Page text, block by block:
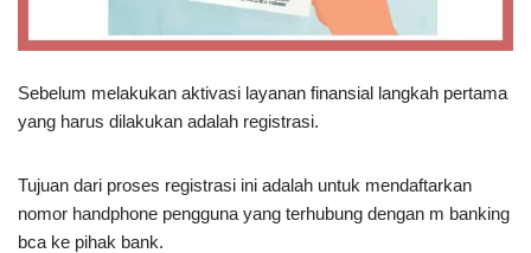
Sebelum melakukan aktivasi layanan finansial langkah pertama
yang harus dilakukan adalah registrasi.
Tujuan dari proses registrasi ini adalah untuk mendaftarkan
nomor handphone pengguna yang terhubung dengan m banking
bca ke pihak bank.